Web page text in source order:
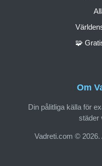
Om
Din pålitliga källa för
städer
Vadreti.com © 2026.
🧩